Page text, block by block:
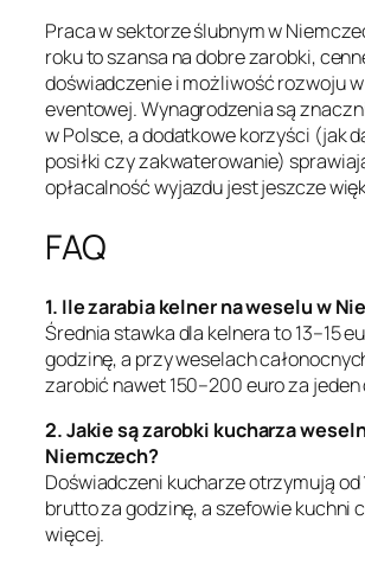
Praca w sektorze ślubnym w
roku to szansa na dobre zarobki,
doświadczenie i możliwość rozwoju
eventowej. Wynagrodzenia są
w Polsce, a dodatkowe korzyści (jak
posiłki czy zakwaterowanie)
opłacalność wyjazdu jest jeszcze
FAQ
1. Ile zarabia kelner na weselu w
Średnia stawka dla kelnera to 13–15
godzinę, a przy weselach
zarobić nawet 150–200 euro za jeden
2. Jakie są zarobki kucharza
Niemczech?
Doświadczeni kucharze otrzymują od
brutto za godzinę, a szefowie kuchni
więcej.